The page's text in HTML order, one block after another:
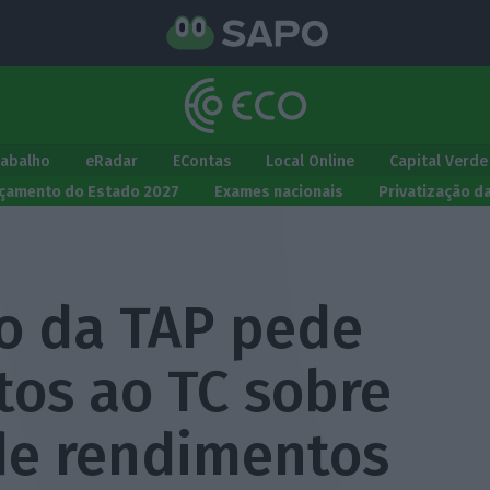
eRadar EContas Local Online
Capital Verde
do Estado 2027
Exames nacionais Privatização da
da TAP pede
ao TC sobre
rendimentos